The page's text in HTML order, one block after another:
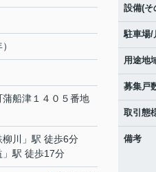
蒲船津 １４０５番地
川
」駅 徒歩6分
」駅 徒歩17分
設備(そ
駐車場/
用途地
募集戸
取引態
備考